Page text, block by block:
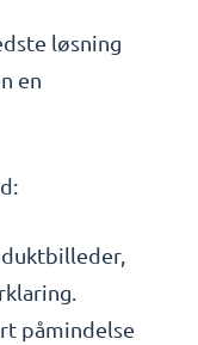
løsning
en
påmindelse